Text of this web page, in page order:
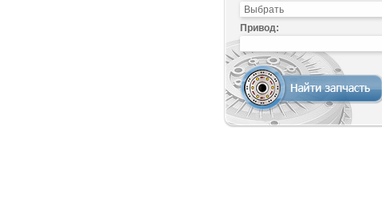
Привод: